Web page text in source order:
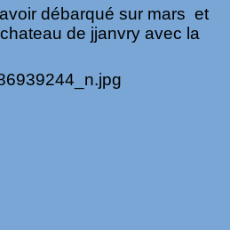
débarqué sur mars et
de jjanvry avec la